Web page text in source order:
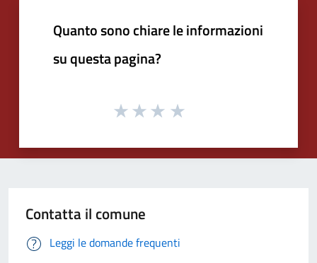
Quanto sono chiare le informazioni
su questa pagina?
Contatta il comune
Leggi le domande frequenti